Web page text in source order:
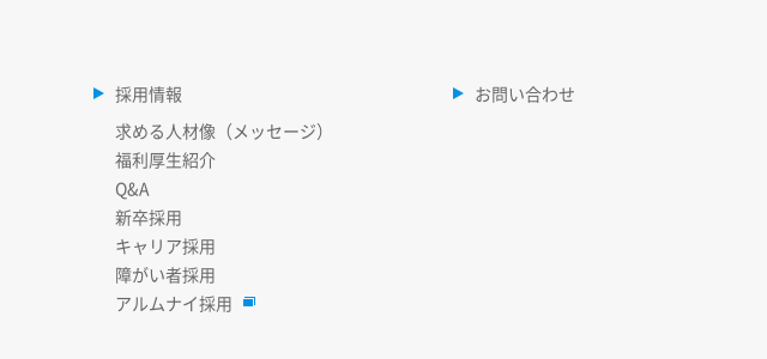
採用情報
求める人材像（メッセージ）
福利厚生紹介
Q&A
新卒採用
キャリア採用
障がい者採用
アルムナイ採用
お問い合わせ